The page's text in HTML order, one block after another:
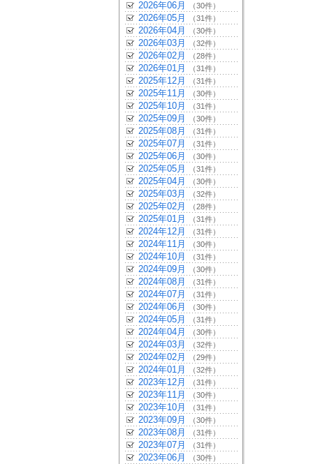
2026年06月 （30件）
2026年05月 （31件）
2026年04月 （30件）
2026年03月 （32件）
2026年02月 （28件）
2026年01月 （31件）
2025年12月 （31件）
2025年11月 （30件）
2025年10月 （31件）
2025年09月 （30件）
2025年08月 （31件）
2025年07月 （31件）
2025年06月 （30件）
2025年05月 （31件）
2025年04月 （30件）
2025年03月 （32件）
2025年02月 （28件）
2025年01月 （31件）
2024年12月 （31件）
2024年11月 （30件）
2024年10月 （31件）
2024年09月 （30件）
2024年08月 （31件）
2024年07月 （31件）
2024年06月 （30件）
2024年05月 （31件）
2024年04月 （30件）
2024年03月 （32件）
2024年02月 （29件）
2024年01月 （32件）
2023年12月 （31件）
2023年11月 （30件）
2023年10月 （31件）
2023年09月 （30件）
2023年08月 （31件）
2023年07月 （31件）
2023年06月 （30件）